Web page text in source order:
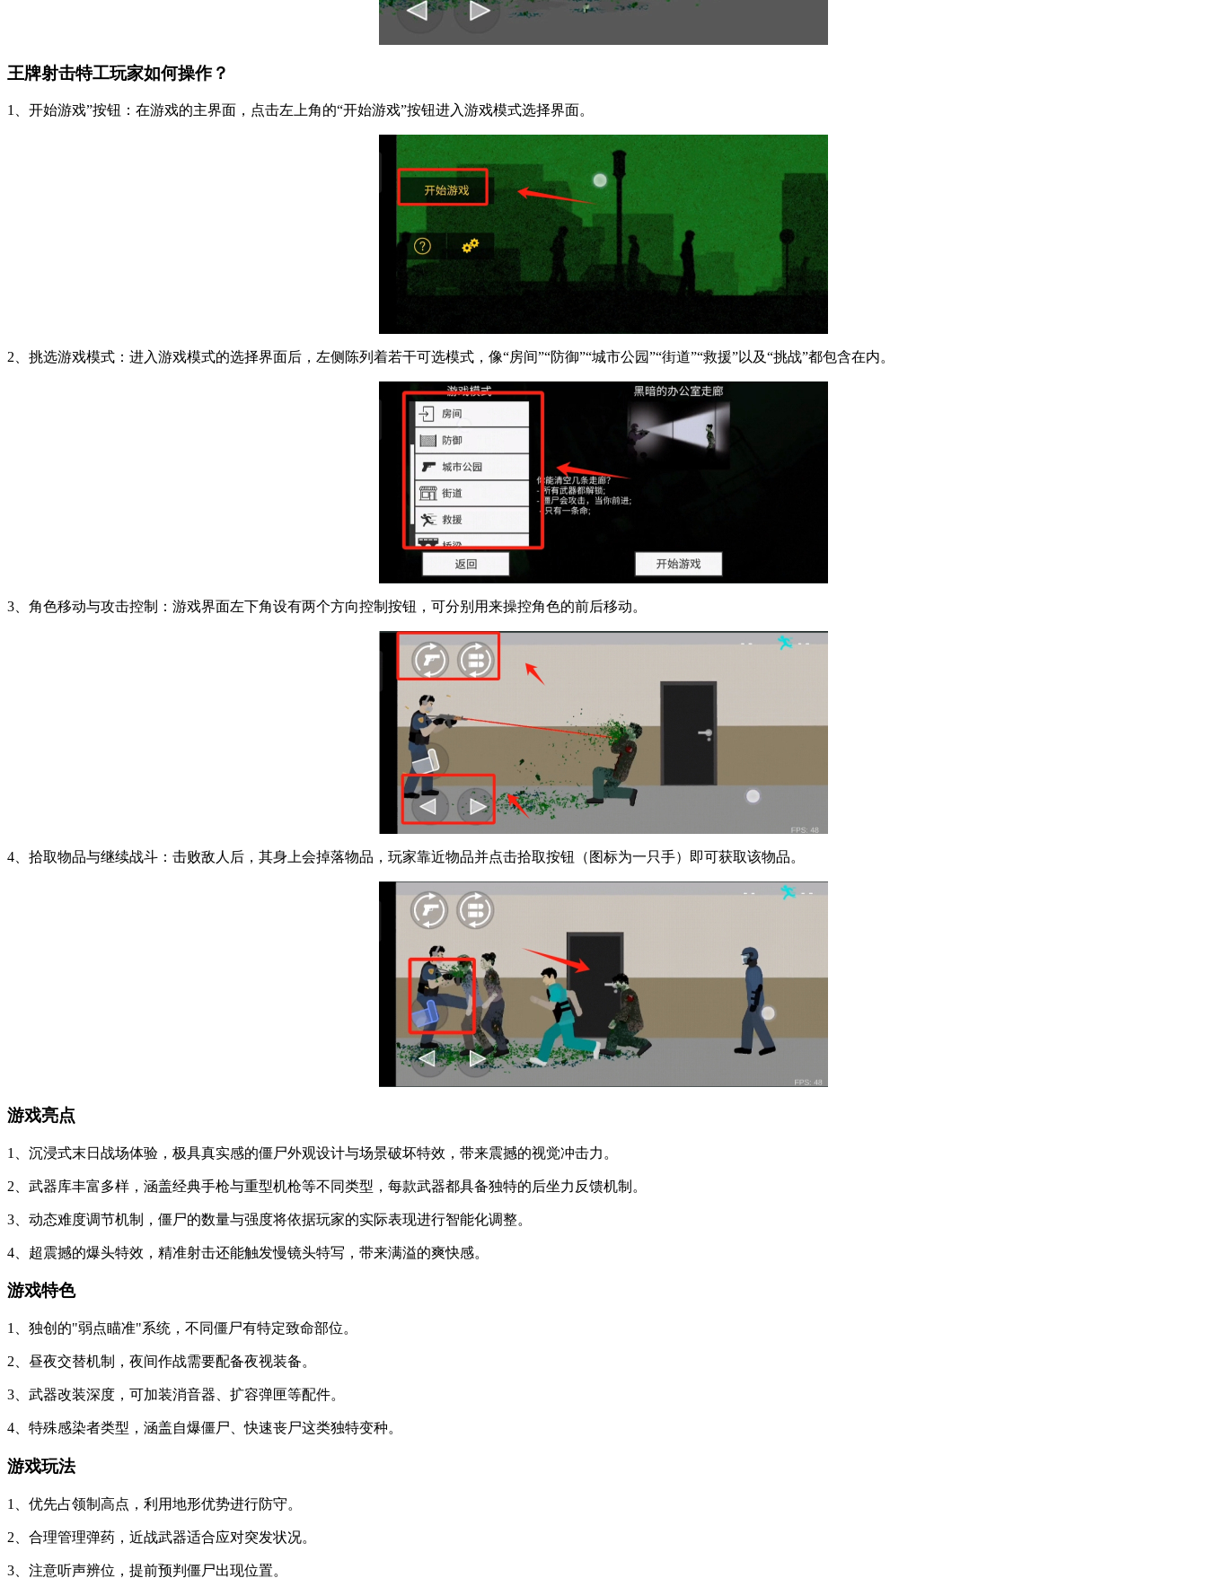
王牌射击特工玩家如何操作？
1、开始游戏”按钮：在游戏的主界面，点击左上角的“开始游戏”按钮进入游戏模式选择界面。
2、挑选游戏模式：进入游戏模式的选择界面后，左侧陈列着若干可选模式，像“房间”“防御”“城市公园”“街道”“救援”以及“挑战”都包含在内。
3、角色移动与攻击控制：游戏界面左下角设有两个方向控制按钮，可分别用来操控角色的前后移动。
4、拾取物品与继续战斗：击败敌人后，其身上会掉落物品，玩家靠近物品并点击拾取按钮（图标为一只手）即可获取该物品。
游戏亮点
1、沉浸式末日战场体验，极具真实感的僵尸外观设计与场景破坏特效，带来震撼的视觉冲击力。
2、武器库丰富多样，涵盖经典手枪与重型机枪等不同类型，每款武器都具备独特的后坐力反馈机制。
3、动态难度调节机制，僵尸的数量与强度将依据玩家的实际表现进行智能化调整。
4、超震撼的爆头特效，精准射击还能触发慢镜头特写，带来满溢的爽快感。
游戏特色
1、独创的"弱点瞄准"系统，不同僵尸有特定致命部位。
2、昼夜交替机制，夜间作战需要配备夜视装备。
3、武器改装深度，可加装消音器、扩容弹匣等配件。
4、特殊感染者类型，涵盖自爆僵尸、快速丧尸这类独特变种。
游戏玩法
1、优先占领制高点，利用地形优势进行防守。
2、合理管理弹药，近战武器适合应对突发状况。
3、注意听声辨位，提前预判僵尸出现位置。